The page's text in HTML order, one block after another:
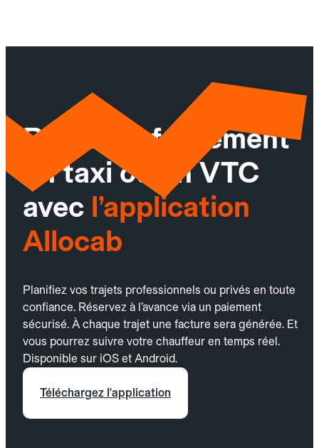
Réservez facilement
un taxi ou un VTC
avec l’application
Allocab
Planifiez vos trajets professionnels ou privés en toute
confiance. Réservez à l’avance via un paiement
sécurisé. À chaque trajet une facture sera générée. Et
vous pourrez suivre votre chauffeur en temps réel.
Disponible sur iOS et Android.
Téléchargez l'application